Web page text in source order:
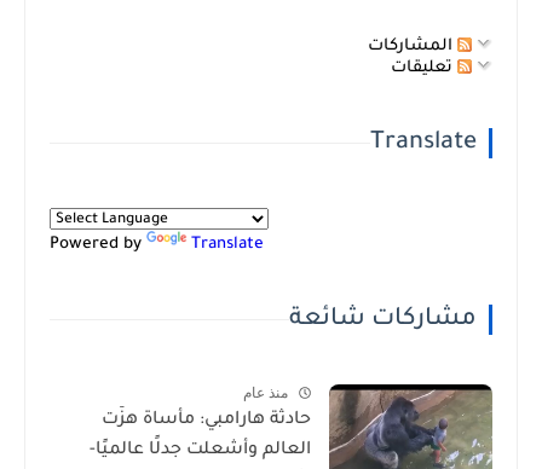
المشاركات
تعليقات
Translate
Powered by Translate
مشاركات شائعة
منذ عام
حادثة هارامبي: مأساة هزّت
العالم وأشعلت جدلًا عالميًا-